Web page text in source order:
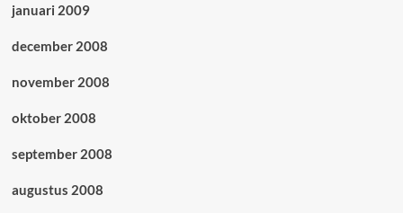
januari 2009
december 2008
november 2008
oktober 2008
september 2008
augustus 2008